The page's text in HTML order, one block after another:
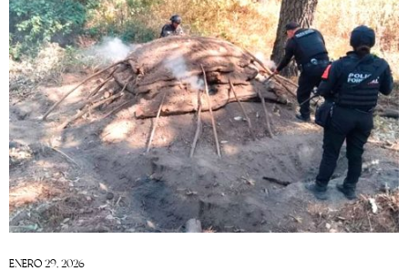
ENERO 29, 2026